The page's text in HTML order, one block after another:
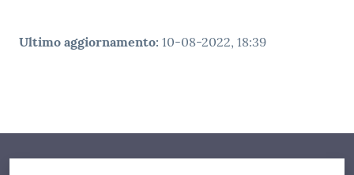
Ultimo aggiornamento: 10-08-2022, 18:39